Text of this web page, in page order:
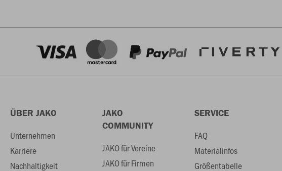
ÜBER JAKO
Unternehmen
Karriere
Nachhaltigkeit
JAKO
COMMUNITY
JAKO für Vereine
JAKO für Firmen
SERVICE
FAQ
Materialinfos
Größentabelle